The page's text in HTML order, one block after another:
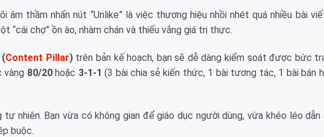
âm thầm nhấn nút “Unlike” là việc thương hiệu nhồi nhét quá nhiều bài
“cái chợ” ồn ào, nhàm chán và thiếu vắng giá trị thực.
Content Pillar)trên bản kế hoạch, bạn sẽ dễ dàng kiểm soát được bức
vàng 80/20hoặc 3-1-1 (3 bài chia sẻ kiến thức, 1 bài tương tác, 1 bài bán
nhiên. Bạn vừa có không gian để giáo dục người dùng, vừa khéo léo
buộc.